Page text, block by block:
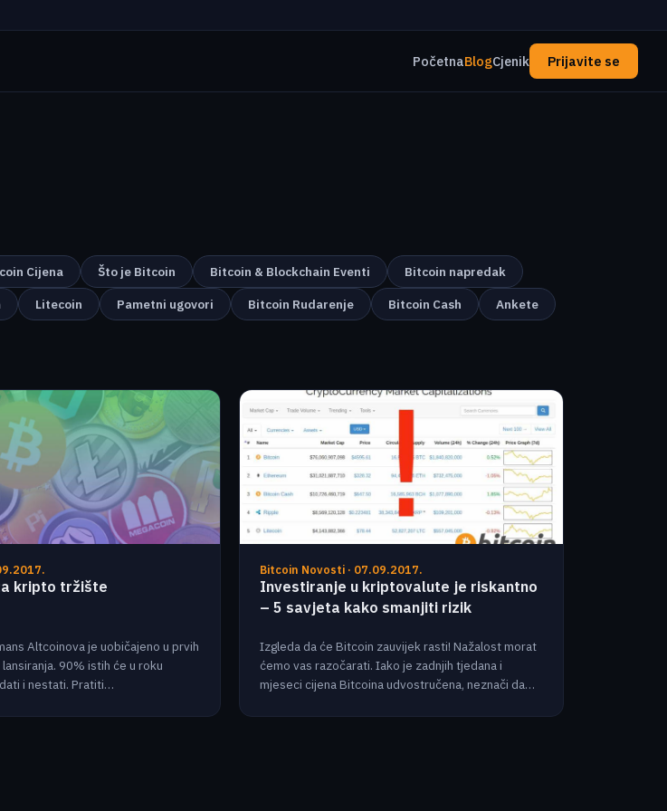
PočetnaBlogCjenik Prijavite se
Cijena Što je Bitcoin Bitcoin & Blockchain Eventi
Bitcoin napredak
Litecoin Pametni ugovori Bitcoin Rudarenje Bitcoin Cash
Ankete
kripto tržište
Altcoinova je uobičajeno u prvih
90% istih će u roku
i nestati. Pratiti…
Bitcoin Novosti · 07.09.2017.
Investiranje u kriptovalute je riskantno
– 5 savjeta kako smanjiti rizik
Izgleda da će Bitcoin zauvijek rasti! Nažalost morat
ćemo vas razočarati. Iako je zadnjih tjedana i
mjeseci cijena Bitcoina udvostručena, neznači da…